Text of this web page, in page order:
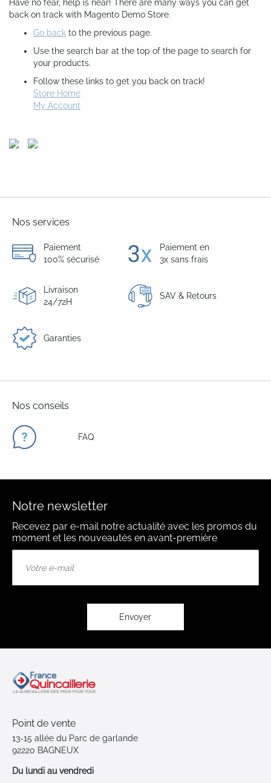
Have no fear, help is near! There are many ways you can get
back on track with Magento Demo Store.
Go back to the previous page.
Use the search bar at the top of the page to search for
your products.
Follow these links to get you back on track!
Store Home
My Account
Nos services
Paiement
100% sécurisé
Paiement en
3x sans frais
Livraison
24/72H
SAV & Retours
Garanties
Nos conseils
FAQ
Notre newsletter
Recevez par e-mail notre actualité avec les promos du
moment et les nouveautés en avant-première
Envoyer
Point de vente
13-15 allée du Parc de garlande
92220 BAGNEUX
Du lundi au vendredi